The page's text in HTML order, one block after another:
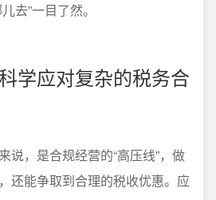
去”一目了然。
学应对复杂的税务合
说，是合规经营的“高压线”，做
还能争取到合理的税收优惠。应